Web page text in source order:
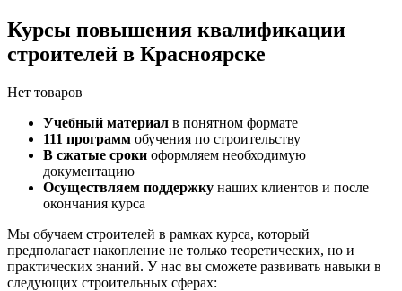
Курсы повышения квалификации
строителей в Красноярске
Нет товаров
Учебный материал в понятном формате
111 программ обучения по строительству
В сжатые сроки оформляем необходимую
документацию
Осуществляем поддержку наших клиентов и после
окончания курса
Мы обучаем строителей в рамках курса, который
предполагает накопление не только теоретических, но и
практических знаний. У нас вы сможете развивать навыки в
следующих строительных сферах: